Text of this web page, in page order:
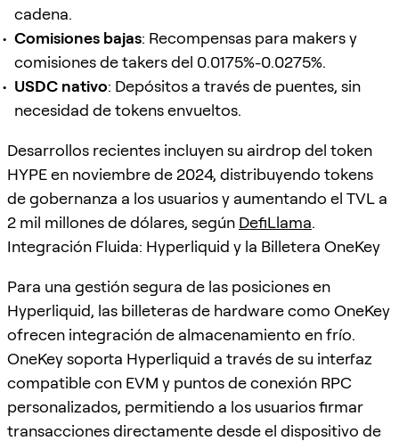
cadena.
Comisiones bajas: Recompensas para makers y
comisiones de takers del 0.0175%-0.0275%.
USDC nativo: Depósitos a través de puentes, sin
necesidad de tokens envueltos.
Desarrollos recientes incluyen su airdrop del token
HYPE en noviembre de 2024, distribuyendo tokens
de gobernanza a los usuarios y aumentando el TVL a
2 mil millones de dólares, según DefiLlama.
Integración Fluida: Hyperliquid y la Billetera OneKey
Para una gestión segura de las posiciones en
Hyperliquid, las billeteras de hardware como OneKey
ofrecen integración de almacenamiento en frío.
OneKey soporta Hyperliquid a través de su interfaz
compatible con EVM y puntos de conexión RPC
personalizados, permitiendo a los usuarios firmar
transacciones directamente desde el dispositivo de